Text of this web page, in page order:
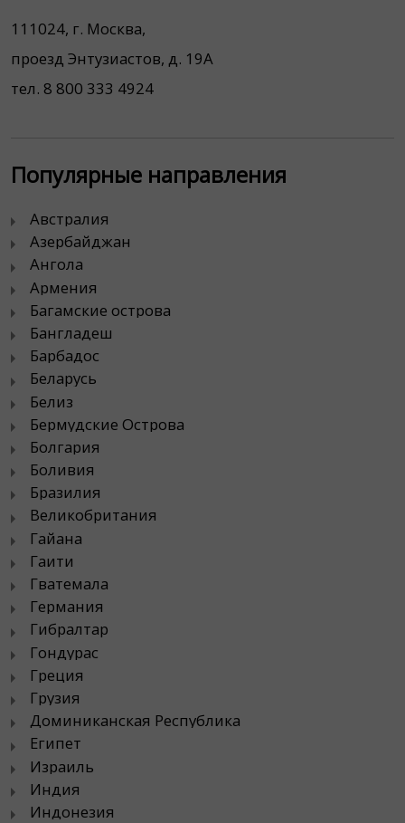
111024, г. Москва,
проезд Энтузиастов, д. 19А
тел. 8 800 333 4924
Популярные направления
Австралия
Азербайджан
Ангола
Армения
Багамские острова
Бангладеш
Барбадос
Беларусь
Белиз
Бермудские Острова
Болгария
Боливия
Бразилия
Великобритания
Гайана
Гаити
Гватемала
Германия
Гибралтар
Гондурас
Греция
Грузия
Доминиканская Республика
Египет
Израиль
Индия
Индонезия